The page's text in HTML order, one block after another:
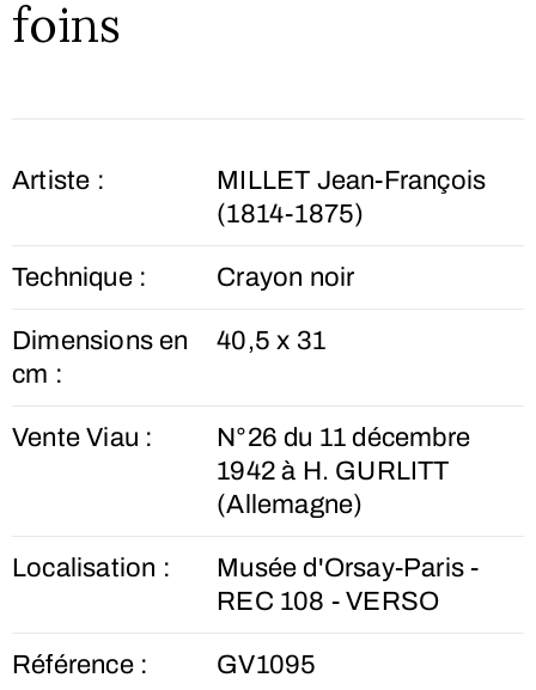
foins
Artiste :
MILLET Jean-François
(1814-1875)
Technique : Crayon noir
Dimensions en
cm :
40,5 x 31
Vente Viau :
N°26 du 11 décembre
1942 à H. GURLITT
(Allemagne)
Localisation :
Musée d'Orsay-Paris -
REC 108 - VERSO
Référence : GV1095